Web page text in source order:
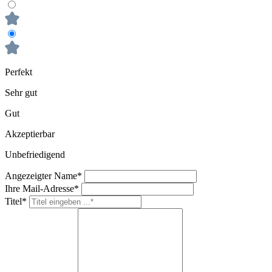
Perfekt
Sehr gut
Gut
Akzeptierbar
Unbefriedigend
Angezeigter Name*
Ihre Mail-Adresse*
Titel*